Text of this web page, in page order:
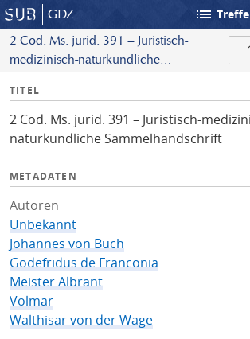
GDZ list
2 Cod. Ms. jurid. 391 – Juristisch-
medizinisch-naturkundliche
I
f
o
TITEL
2 Cod. Ms. jurid. 391 – Juristisch-
naturkundliche Sammelhandschrift
METADATEN
Autoren
Unbekannt
Johannes von Buch
Godefridus de Franconia
Meister Albrant
Volmar
Walthisar von der Wage